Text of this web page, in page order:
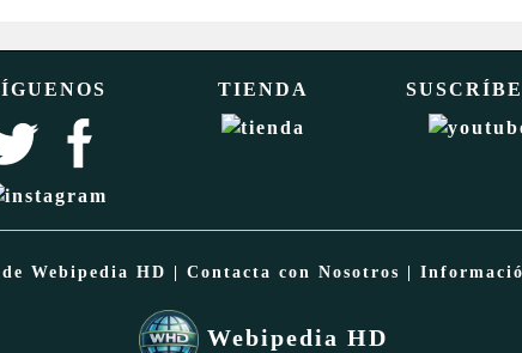
TIENDA
Webipedia HD Contacta con Nosotros
Webipedia HD